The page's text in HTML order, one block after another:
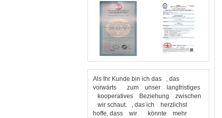
Als Ihr Kunde bin ich das , das
vorwärts zum unser langfristiges
kooperatives Beziehung zwischen
wir schaut. , das ich herzlichst
hoffe, dass wir könnte mehr